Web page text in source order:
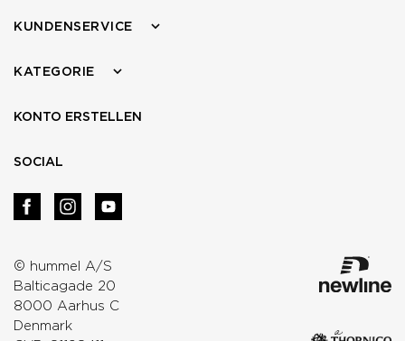
© hummel A/S
Balticagade 20
8000 Aarhus C
Denmark
KUNDENSERVICE
KATEGORIE
KONTO ERSTELLEN
SOCIAL